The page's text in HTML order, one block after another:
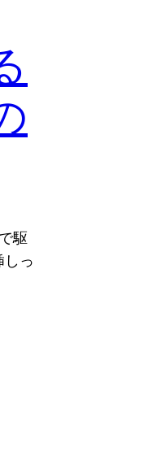
駆
しっ